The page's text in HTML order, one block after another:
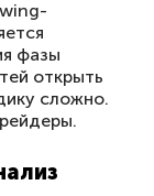
фазы
открыть
сложно.